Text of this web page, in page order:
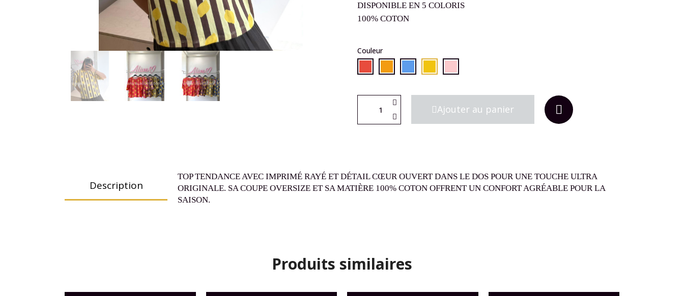
DISPONIBLE EN 5 COLORIS
100% COTON
Couleur
Ajouter au panier
Description
TOP TENDANCE AVEC IMPRIMÉ RAYÉ ET DÉTAIL CŒUR OUVERT DANS LE DOS POUR UNE TOUCHE ULTRA
ORIGINALE. SA COUPE OVERSIZE ET SA MATIÈRE 100% COTON OFFRENT UN CONFORT AGRÉABLE POUR LA
SAISON.
Produits similaires